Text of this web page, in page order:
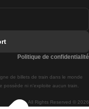
Braga
All Rights Reserved © 2026
de billets de train dans le monde
possède ni n'exploite aucun train.
Politique de confidentialité